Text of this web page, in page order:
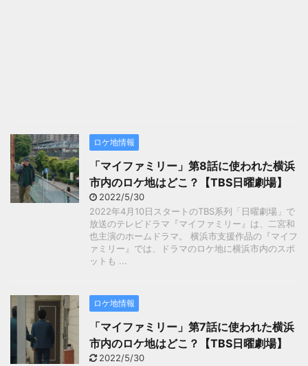
ロケ地情報
「マイファミリー」第8話に使われた横浜
市内のロケ地はどこ？【TBS日曜劇場】
2022/5/30
2022年4月10日スタートのTBS系列「日曜劇場」で
放送のテレビドラマ『マイファミリー』は、二宮和
也主演のホームドラマ。 横浜市支援作品の『マイフ
ァミリー』では、ドラマのロケ地に横浜市内のスポ
ットも ...
ロケ地情報
「マイファミリー」第7話に使われた横浜
市内のロケ地はどこ？【TBS日曜劇場】
2022/5/30